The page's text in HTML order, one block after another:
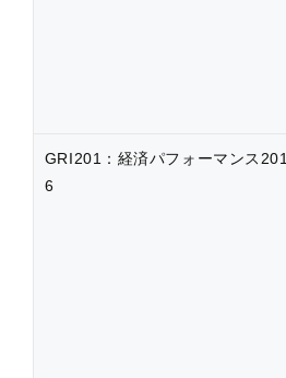
GRI201：経済パフォーマンス201
6